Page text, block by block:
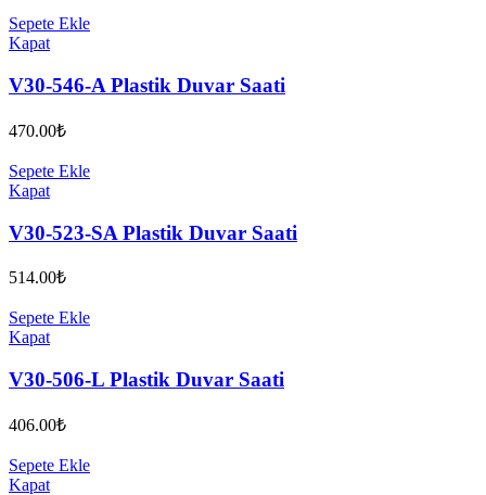
Sepete Ekle
Kapat
V30-546-A Plastik Duvar Saati
470.00₺
Sepete Ekle
Kapat
V30-523-SA Plastik Duvar Saati
514.00₺
Sepete Ekle
Kapat
V30-506-L Plastik Duvar Saati
406.00₺
Sepete Ekle
Kapat